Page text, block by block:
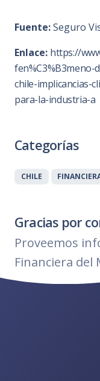
Fuente:Seguro
Enlace: https://
fen%C3%B3meno-
chile-implicancias-
para-la-industria-a
Categorías
CHILE
Gracias por
Proveemos
Financiera del